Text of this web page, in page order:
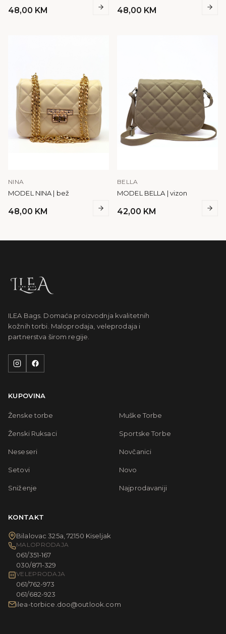
48,00 KM 48,00 KM
NINA
MODEL NINA | bež
48,00 KM
BELLA
MODEL BELLA | vizon
42,00 KM
ILEA Bags. Domaća proizvodnja kvalitetnih
kožnih torbi. Maloprodaja, veleprodaja i
partnerstva širom regije.
KUPOVINA
Ženske torbe Muške Torbe
Ženski Ruksaci Sportske Torbe
Neseseri Novčanici
Setovi Novo
Sniženje Najprodavaniji
KONTAKT
Bilalovac 325a, 72150 Kiseljak
MALOPRODAJA
061/351-167
030/871-329
VELEPRODAJA
061/762-973
061/682-923
ilea-torbice.doo@outlook.com